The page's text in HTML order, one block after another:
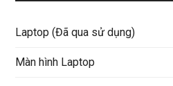
Laptop (Đã qua sử dụng)
Màn hình Laptop